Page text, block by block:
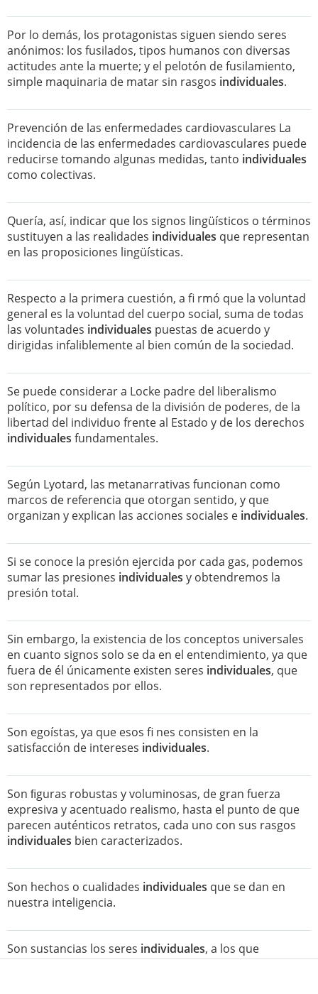
Por lo demás, los protagonistas siguen siendo seres
anónimos: los fusilados, tipos humanos con diversas
actitudes ante la muerte; y el pelotón de fusilamiento,
simple maquinaria de matar sin rasgos individuales.
Prevención de las enfermedades cardiovasculares La
incidencia de las enfermedades cardiovasculares puede
reducirse tomando algunas medidas, tanto individuales
como colectivas.
Quería, así, indicar que los signos lingüísticos o términos
sustituyen a las realidades individuales que representan
en las proposiciones lingüísticas.
Respecto a la primera cuestión, a fi rmó que la voluntad
general es la voluntad del cuerpo social, suma de todas
las voluntades individuales puestas de acuerdo y
dirigidas infaliblemente al bien común de la sociedad.
Se puede considerar a Locke padre del liberalismo
político, por su defensa de la división de poderes, de la
libertad del individuo frente al Estado y de los derechos
individuales fundamentales.
Según Lyotard, las metanarrativas funcionan como
marcos de referencia que otorgan sentido, y que
organizan y explican las acciones sociales e individuales.
Si se conoce la presión ejercida por cada gas, podemos
sumar las presiones individuales y obtendremos la
presión total.
Sin embargo, la existencia de los conceptos universales
en cuanto signos solo se da en el entendimiento, ya que
fuera de él únicamente existen seres individuales, que
son representados por ellos.
Son egoístas, ya que esos fi nes consisten en la
satisfacción de intereses individuales.
Son ﬁguras robustas y voluminosas, de gran fuerza
expresiva y acentuado realismo, hasta el punto de que
parecen auténticos retratos, cada uno con sus rasgos
individuales bien caracterizados.
Son hechos o cualidades individuales que se dan en
nuestra inteligencia.
Son sustancias los seres individuales, a los que
denominó sustancia primera; también aplicó este